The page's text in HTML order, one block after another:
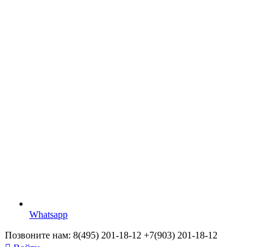
Whatsapp
Позвоните нам: 8(495) 201-18-12 +7(903) 201-18-12